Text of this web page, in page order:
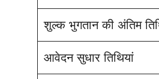
शुल्क भुगतान की अंतिम
आवेदन सुधार तिथियां